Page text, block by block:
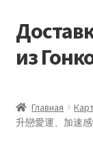
Перейти
к
навигации
Перейти
к
содержимому
из
Контакты
Главная
升戀愛運、加速感